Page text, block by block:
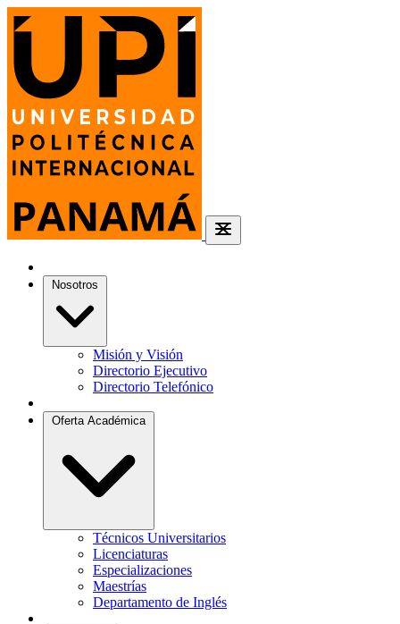
Nosotros
Misión y Visión
Directorio Ejecutivo
Directorio Telefónico
Oferta Académica
Técnicos Universitarios
Licenciaturas
Especializaciones
Maestrías
Departamento de Inglés